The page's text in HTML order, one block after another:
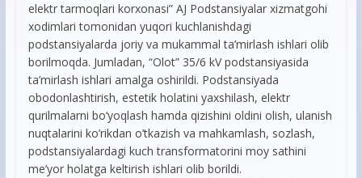
elektr tarmoqlari korxonasi” AJ Podstansiyalar xizmatgohi
xodimlari tomonidan yuqori kuchlanishdagi
podstansiyalarda joriy va mukammal ta’mirlash ishlari olib
borilmoqda. Jumladan, “Olot” 35/6 kV podstansiyasida
ta’mirlash ishlari amalga oshirildi. Podstansiyada
obodonlashtirish, estetik holatini yaxshilash, elektr
qurilmalarni bo‘yoqlash hamda qizishini oldini olish, ulanish
nuqtalarini ko’rikdan o’tkazish va mahkamlash, sozlash,
podstansiyalardagi kuch transformatorini moy sathini
me’yor holatga keltirish ishlari olib borildi.